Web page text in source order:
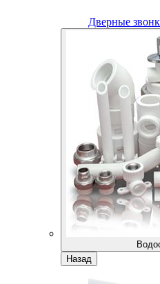
Дверные
Назад